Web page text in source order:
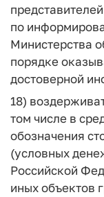
по
Министерства
порядке
достоверной
18)
том числе в
обозначения
(условных
Российской
иных объектов